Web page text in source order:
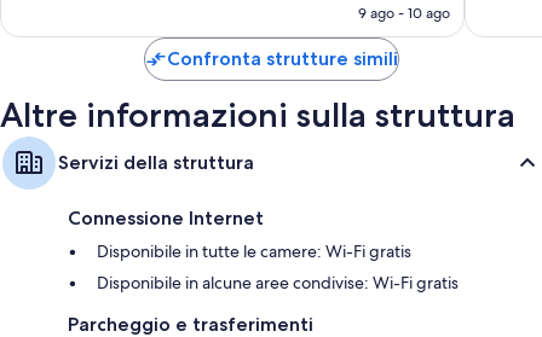
di
attuale
124 €
9 ago - 10 ago
Confronta strutture simili
Altre informazioni sulla struttura
Servizi della struttura
Connessione Internet
Disponibile in tutte le camere: Wi-Fi gratis
Disponibile in alcune aree condivise: Wi-Fi gratis
Parcheggio e trasferimenti